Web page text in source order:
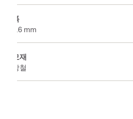
폭
5.6 mm
모재
강철